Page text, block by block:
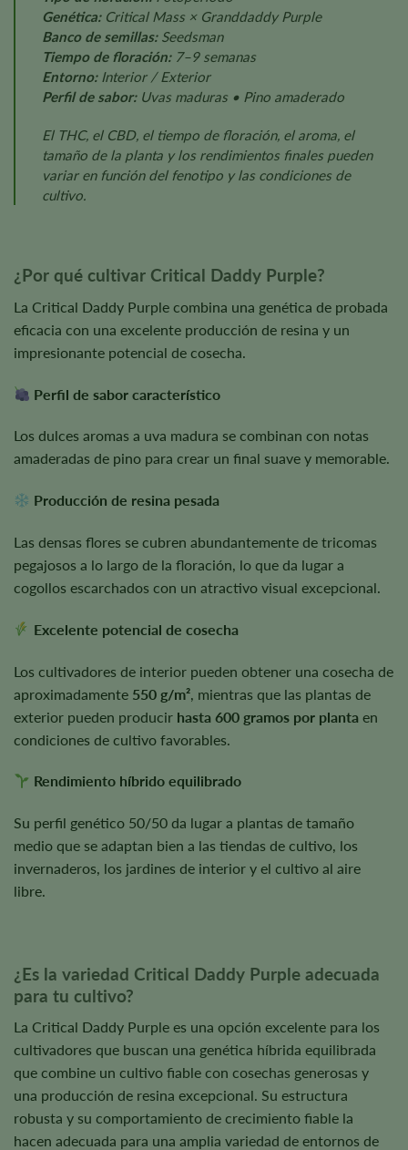
Genética:Critical Mass × Granddaddy Purple
Banco de semillas:Seedsman
Tiempo de floración:7–9 semanas
Entorno:Interior / Exterior
Perfil de sabor:Uvas maduras • Pino amaderado
El THC, el CBD, el tiempo de floración, el aroma, el
tamaño de la planta y los rendimientos finales pueden
variar en función del fenotipo y las condiciones de
cultivo.
¿Por qué cultivar Critical Daddy Purple?
La Critical Daddy Purple combina una genética de probada
eficacia con una excelente producción de resina y un
impresionante potencial de cosecha.
Perfil de sabor característico
Los dulces aromas a uva madura se combinan con notas
amaderadas de pino para crear un final suave y memorable.
Producción de resina pesada
Las densas flores se cubren abundantemente de tricomas
pegajosos a lo largo de la floración, lo que da lugar a
cogollos escarchados con un atractivo visual excepcional.
Excelente potencial de cosecha
Los cultivadores de interior pueden obtener una cosecha de
aproximadamente 550 g/m² , mientras que las plantas de
exterior pueden producir hasta 600 gramos por planta en
condiciones de cultivo favorables.
Rendimiento híbrido equilibrado
Su perfil genético 50/50 da lugar a plantas de tamaño
medio que se adaptan bien a las tiendas de cultivo, los
invernaderos, los jardines de interior y el cultivo al aire
libre.
¿Es la variedad Critical Daddy Purple adecuada
para tu cultivo?
La Critical Daddy Purple es una opción excelente para los
cultivadores que buscan una genética híbrida equilibrada
que combine un cultivo fiable con cosechas generosas y
una producción de resina excepcional. Su estructura
robusta y su comportamiento de crecimiento fiable la
hacen adecuada para una amplia variedad de entornos de